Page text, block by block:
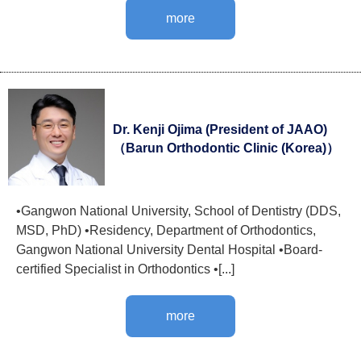
more
Dr. Kenji Ojima (President of JAAO)
（Barun Orthodontic Clinic (Korea)）
•Gangwon National University, School of Dentistry (DDS,
MSD, PhD) •Residency, Department of Orthodontics,
Gangwon National University Dental Hospital •Board-
certified Specialist in Orthodontics •[...]
more